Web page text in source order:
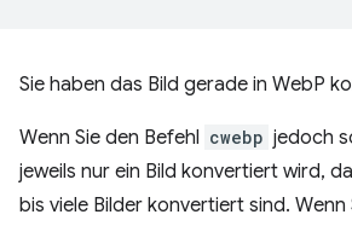
Sie haben das Bild gerade in WebP
Wenn Sie den Befehl cwebp jedoch
jeweils nur ein Bild konvertiert wird,
bis viele Bilder konvertiert sind. Wenn